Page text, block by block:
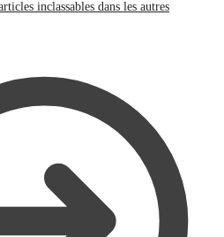
inclassables dans les autres